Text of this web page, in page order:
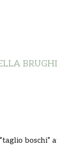
boschi”